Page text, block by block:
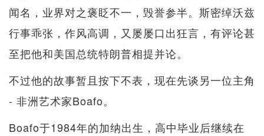
闻名，业界对之褒眨不一，毁誉参半。斯密绰沃兹
行事乖张，作风高调，又屡屡口出狂言，有评论甚
至把他和美国总统特朗普相提并论。
不过他的故事暂且按下不表，现在先谈另一位主角
- 非洲艺术家Boafo。
Boafo于1984年的加纳出生，高中毕业后继续在